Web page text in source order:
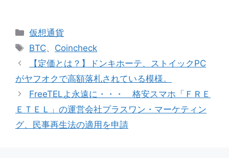
カ
テ
リ
ー
仮想通貨
タ
グ
BTC、 Coincheck
【定価とは？】ドンキホーテ、ストイックPC
がヤフオクで高額落札されている模様。
FreeTELよ永遠に・・・ 格安スマホ「ＦＲＥ
ＥＴＥＬ」の運営会社プラスワン・マーケティン
グ、民事再生法の適用を申請